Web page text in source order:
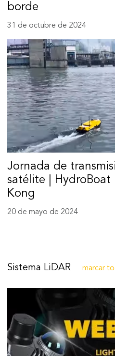
borde
31 de octubre de 2024
Jornada de
satélite | HydroBoat
Kong
20 de mayo de 2024
Sistema LiDAR marcar